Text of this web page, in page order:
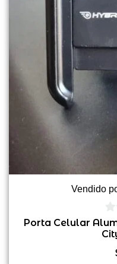
Vendido
0
de
Porta Celular